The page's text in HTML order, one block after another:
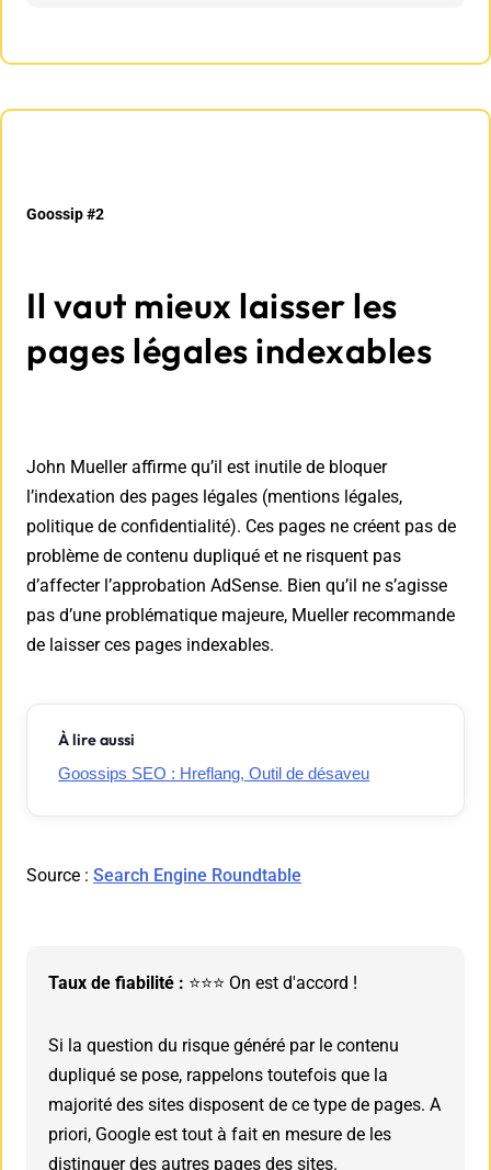
Goossip #2
Il vaut mieux laisser les
pages légales indexables
John Mueller affirme qu’il est inutile de bloquer
l’indexation des pages légales (mentions légales,
politique de confidentialité). Ces pages ne créent pas de
problème de contenu dupliqué et ne risquent pas
d’affecter l’approbation AdSense. Bien qu’il ne s’agisse
pas d’une problématique majeure, Mueller recommande
de laisser ces pages indexables.
À lire aussi
Goossips SEO : Hreflang, Outil de désaveu
Source :Search Engine Roundtable
Taux de fiabilité : ⭐⭐⭐ On est d'accord !
Si la question du risque généré par le contenu
dupliqué se pose, rappelons toutefois que la
majorité des sites disposent de ce type de pages. A
priori, Google est tout à fait en mesure de les
distinguer des autres pages des sites.